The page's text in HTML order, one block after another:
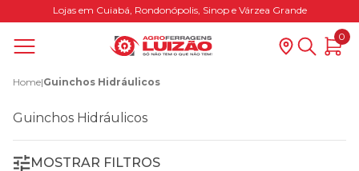
Lojas em Cuiabá, Rondonópolis, Sinop e Várzea Grande
0
Home|Guinchos Hidráulicos
Guinchos Hidráulicos
MOSTRAR FILTROS